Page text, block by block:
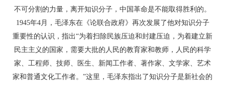
不可分割的力量，离开知识分子，中国革命是不能取得胜利的。
1945年4月，毛泽东在《论联合政府》再次发展了他对知识分子
重要性的认识，指出“为着扫除民族压迫和封建压迫，为着建立新
民主主义的国家，需要大批的人民的教育家和教师，人民的科学
家、工程师、技师、医生、新闻工作者、著作家、文学家、艺术
家和普通文化工作者。”这里，毛泽东指出了知识分子是新社会的